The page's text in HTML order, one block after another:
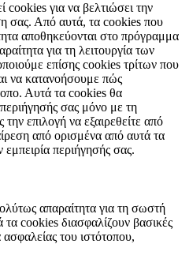
cookies για να βελτιώσει την
σας. Από αυτά, τα cookies που
αποθηκεύονται στο πρόγραμμα
για τη λειτουργία των
επίσης cookies τρίτων που
να κατανοήσουμε πώς
Αυτά τα cookies θα
σας μόνο με τη
επιλογή να εξαιρεθείτε από
από ορισμένα από αυτά τα
περιήγησής σας.
απαραίτητα για τη σωστή
τα cookies διασφαλίζουν βασικές
ασφαλείας του ιστότοπου,